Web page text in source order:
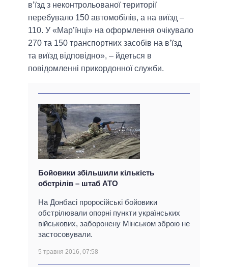
в’їзд з неконтрольованої території
перебувало 150 автомобілів, а на виїзд –
110. У «Мар’їнці» на оформлення очікувало
270 та 150 транспортних засобів на в’їзд
та виїзд відповідно», – йдеться в
повідомленні прикордонної служби.
Бойовики збільшили кількість
обстрілів – штаб АТО
На Донбасі проросійські бойовики
обстрілювали опорні пункти українських
військових, заборонену Мінськом зброю не
застосовували.
5 травня 2016, 07:58